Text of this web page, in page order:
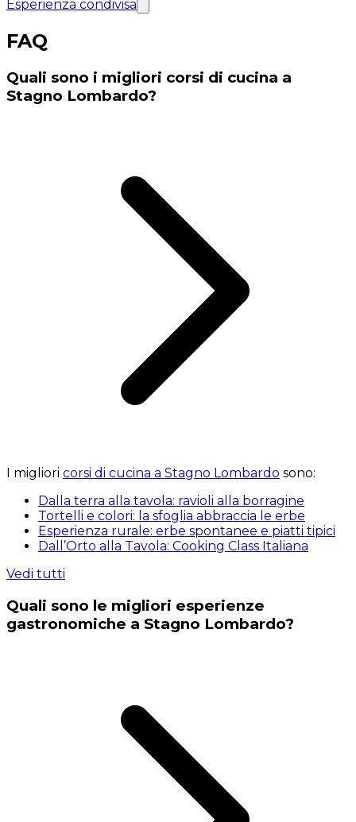
Esperienza condivisa
FAQ
Quali sono i migliori corsi di cucina a
Stagno Lombardo?
I migliori corsi di cucina a Stagno Lombardo sono:
Dalla terra alla tavola: ravioli alla borragine
Tortelli e colori: la sfoglia abbraccia le erbe
Esperienza rurale: erbe spontanee e piatti tipici
Dall’Orto alla Tavola: Cooking Class Italiana
Vedi tutti
Quali sono le migliori esperienze
gastronomiche a Stagno Lombardo?